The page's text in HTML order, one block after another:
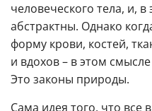
человеческого тела, и,
абстрактны. Однако
форму крови, костей,
и вдохов – в этом
Это законы природы.
Сама идея того, что все